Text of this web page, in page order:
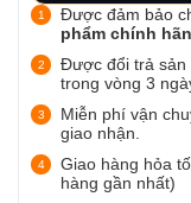
Được đảm bảo
phẩm chính
Được đổi trả sản
trong vòng 3
Miễn phí vận
giao nhận.
Giao hàng hỏa
hàng gần nhất)